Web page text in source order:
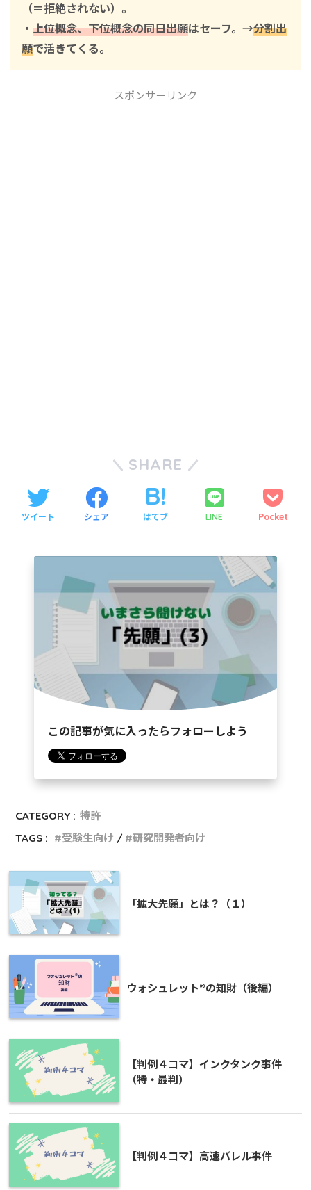
（＝拒絶されない）。
・ 上位概念、下位概念の同日出願はセーフ。→分割出
願で活きてくる。
スポンサーリンク
SHARE
ツイート シェア はてブ LINE Pocket
この記事が気に入ったらフォローしよう
CATEGORY : 特許
TAGS :
受験生向け 研究開発者向け
「拡大先願」とは？（１）
ウォシュレット®の知財（後編）
【判例４コマ】インクタンク事件
（特・最判）
【判例４コマ】高速バレル事件